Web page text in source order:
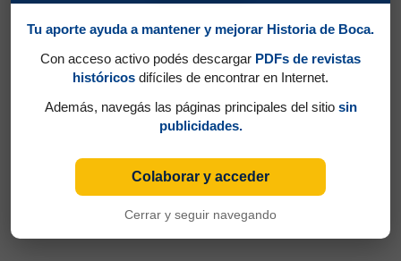
Tu aporte ayuda a mantener y mejorar Historia de Boca.
Con acceso activo podés descargar PDFs de revistas
históricos difíciles de encontrar en Internet.
Además, navegás las páginas principales del sitio sin
publicidades.
Colaborar y acceder
Cerrar y seguir navegando